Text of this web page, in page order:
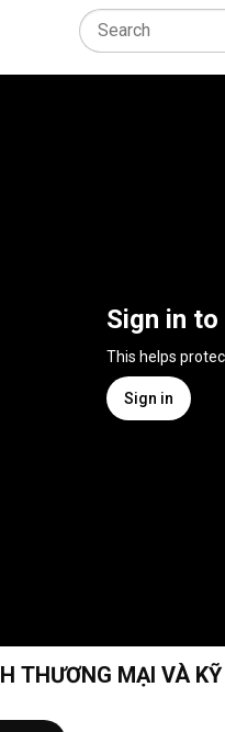
Sign in
This helps
Sign in
THƯƠNG MẠI VÀ